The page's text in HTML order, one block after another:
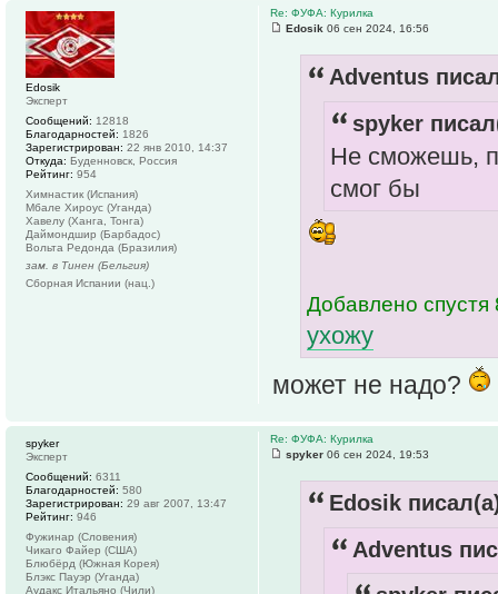
Re: ФУФА: Курилка
Edosik 06 сен 2024, 16:56
Adventus
spyker
Не сможешь,
смог бы
Добавлено спустя
ухожу
может не надо?
Edosik
Эксперт
Сообщений: 12818
Благодарностей: 1826
Зарегистрирован: 22 янв 2010, 14:37
Откуда: Буденновск, Россия
Рейтинг: 954
Химнастик (Испания)
Мбале Хироус (Уганда)
Хавелу (Ханга, Тонга)
Даймондшир (Барбадос)
Вольта Редонда (Бразилия)
зам. в Тинен (Бельгия)
Сборная Испании (нац.)
Re: ФУФА: Курилка
spyker 06 сен 2024, 19:53
Edosik
Adventus
spyker
Эксперт
Сообщений: 6311
Благодарностей: 580
Зарегистрирован: 29 авг 2007, 13:47
Рейтинг: 946
Фужинар (Словения)
Чикаго Файер (США)
Блюбёрд (Южная Корея)
Блэкс Пауэр (Уганда)
Аудакс Итальяно (Чили)